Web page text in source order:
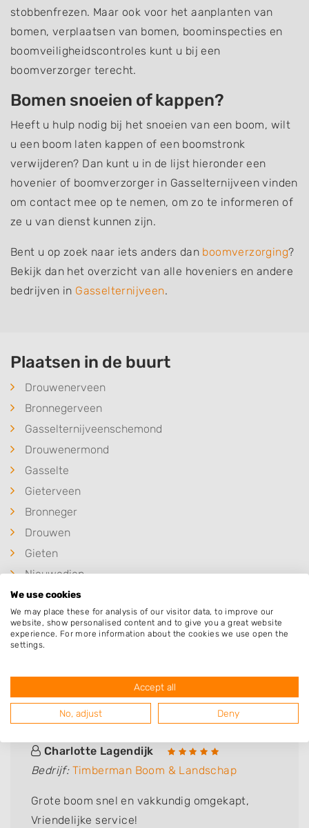
stobbenfrezen. Maar ook voor het aanplanten van
bomen, verplaatsen van bomen, boominspecties en
boomveiligheidscontroles kunt u bij een
boomverzorger terecht.
Bomen snoeien of kappen?
Heeft u hulp nodig bij het snoeien van een boom, wilt
u een boom laten kappen of een boomstronk
verwijderen? Dan kunt u in de lijst hieronder een
hovenier of boomverzorger in Gasselternijveen vinden
om contact mee op te nemen, om zo te informeren of
ze u van dienst kunnen zijn.
Bent u op zoek naar iets anders dan boomverzorging?
Bekijk dan het overzicht van alle hoveniers en andere
bedrijven in Gasselternijveen.
Plaatsen in de buurt
Drouwenerveen
Bronnegerveen
Gasselternijveenschemond
Drouwenermond
Gasselte
Gieterveen
Bronneger
Drouwen
Gieten
Nieuwediep
Buinen
Buinerveen
Deze mensen gingen u voor
Charlotte Lagendijk
Bedrijf: Timberman Boom & Landschap
Grote boom snel en vakkundig omgekapt,
Vriendelijke service!
We use cookies
We may place these for analysis of our visitor data, to improve our
website, show personalised content and to give you a great website
experience. For more information about the cookies we use open the
settings.
Accept all
No, adjust Deny